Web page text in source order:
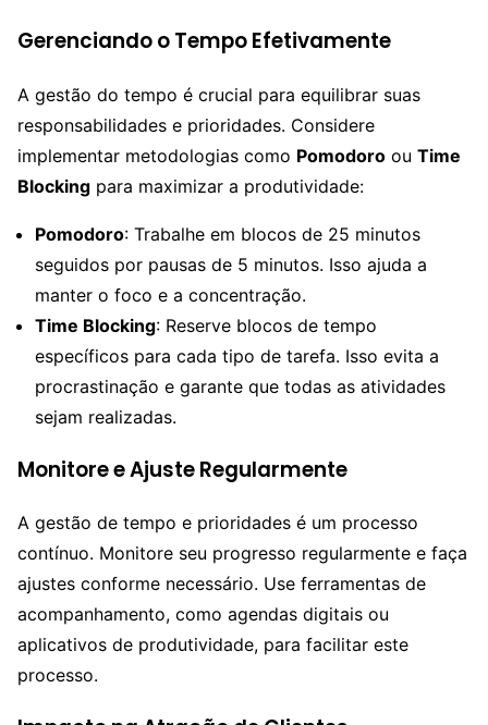
Gerenciando o Tempo Efetivamente
A gestão do tempo é crucial para equilibrar suas
responsabilidades e prioridades. Considere
implementar metodologias como Pomodoro ou Time
Blocking para maximizar a produtividade:
Pomodoro: Trabalhe em blocos de 25 minutos
seguidos por pausas de 5 minutos. Isso ajuda a
manter o foco e a concentração.
Time Blocking: Reserve blocos de tempo
específicos para cada tipo de tarefa. Isso evita a
procrastinação e garante que todas as atividades
sejam realizadas.
Monitore e Ajuste Regularmente
A gestão de tempo e prioridades é um processo
contínuo. Monitore seu progresso regularmente e faça
ajustes conforme necessário. Use ferramentas de
acompanhamento, como agendas digitais ou
aplicativos de produtividade, para facilitar este
processo.